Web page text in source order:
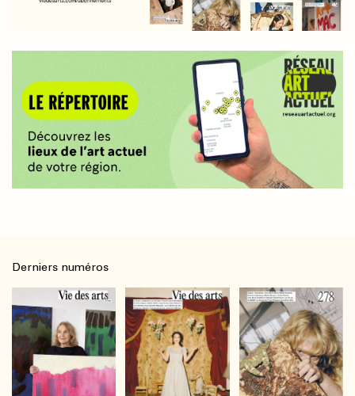
Derniers numéros